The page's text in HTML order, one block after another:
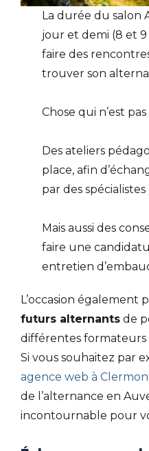
La durée du salon
jour et demi (8 et 9
faire des
trouver son
Chose qui n’est
Des ateliers
place, afin
par des
Mais aussi des
faire une
entretien
L’occasion également
futurs alternants de
différentes formateurs
Si vous souhaitez par
agence web à
de l’alternance en
incontournable pour